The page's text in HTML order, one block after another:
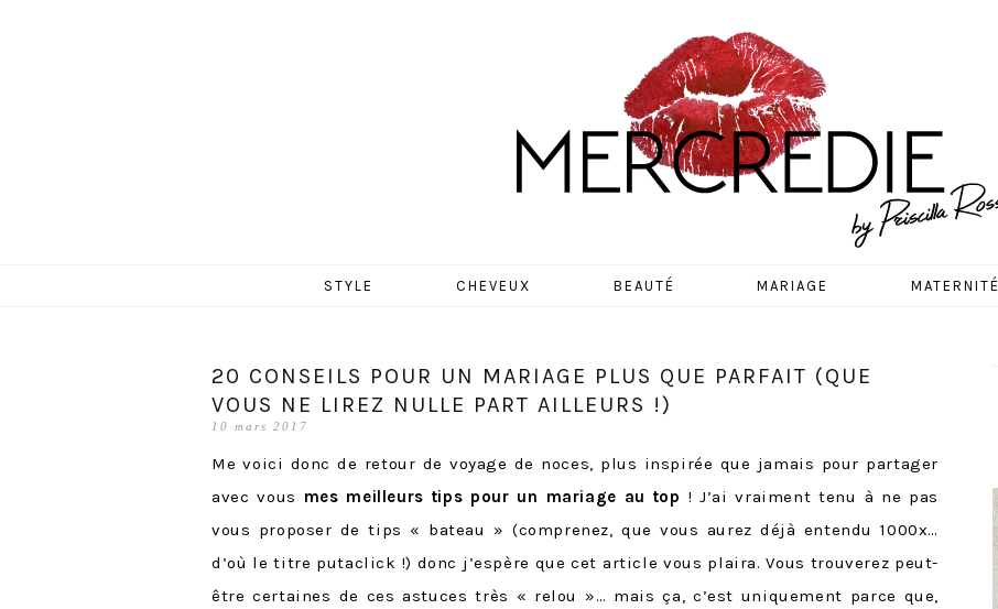
MERCREDIE
STYLE CHEVEUX BEAUTÉ MARIAGE MATERNITÉ
20 CONSEILS POUR UN MARIAGE PLUS QUE PARFAIT (QUE
VOUS NE LIREZ NULLE PART AILLEURS !)
10 mars 2017
Me voici donc de retour de voyage de noces, plus inspirée que jamais pour partager
avec vous mes meilleurs tips pour un mariage au top ! J’ai vraiment tenu à ne pas
vous proposer de tips « bateau » (comprenez, que vous aurez déjà entendu 1000x…
d’où le titre putaclick !) donc j’espère que cet article vous plaira. Vous trouverez peut-
être certaines de ces astuces très « relou »… mais ça, c’est uniquement parce que,